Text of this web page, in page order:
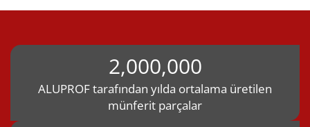
2,000,000
ALUPROF tarafından yılda ortalama üretilen
münferit parçalar